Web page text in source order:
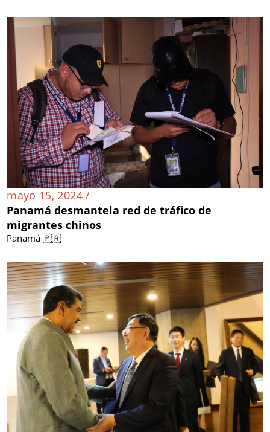
mayo 15, 2024 /
Panamá desmantela red de tráfico de
migrantes chinos
Panamá 🇵🇦